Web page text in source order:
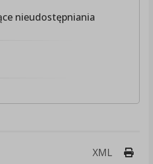
nieudostępniania
XML